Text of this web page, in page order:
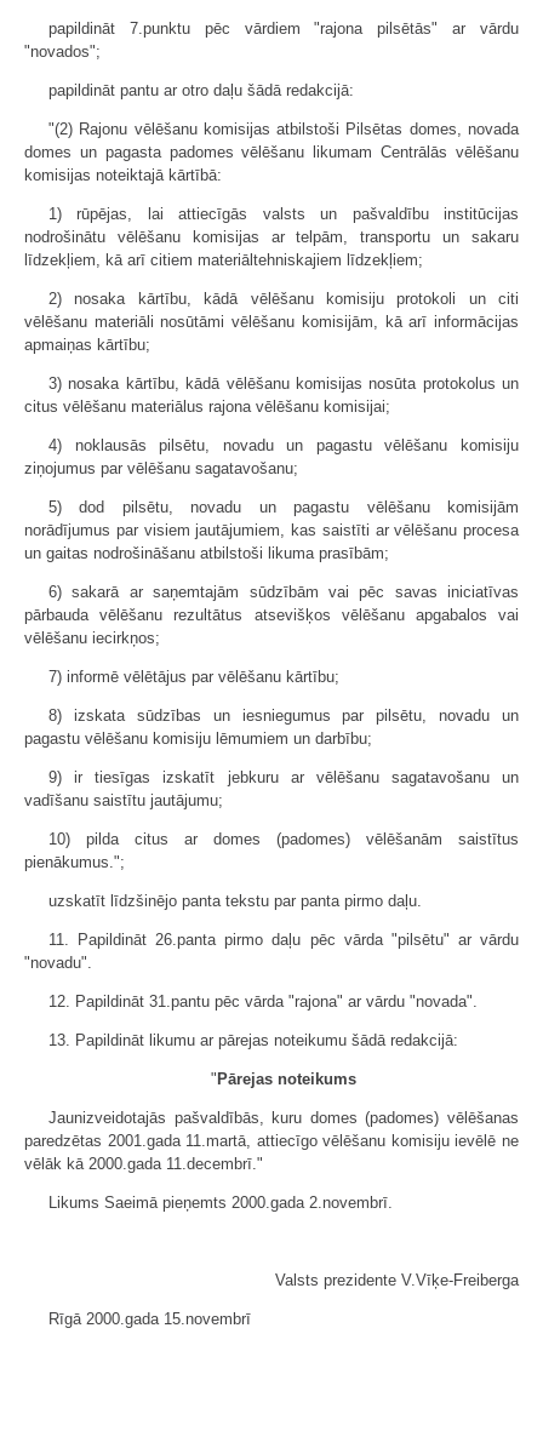
papildināt 7.punktu pēc vārdiem "rajona pilsētās" ar vārdu
"novados";
papildināt pantu ar otro daļu šādā redakcijā:
"(2) Rajonu vēlēšanu komisijas atbilstoši Pilsētas domes, novada
domes un pagasta padomes vēlēšanu likumam Centrālās vēlēšanu
komisijas noteiktajā kārtībā:
1) rūpējas, lai attiecīgās valsts un pašvaldību institūcijas
nodrošinātu vēlēšanu komisijas ar telpām, transportu un sakaru
līdzekļiem, kā arī citiem materiāltehniskajiem līdzekļiem;
2) nosaka kārtību, kādā vēlēšanu komisiju protokoli un citi
vēlēšanu materiāli nosūtāmi vēlēšanu komisijām, kā arī informācijas
apmaiņas kārtību;
3) nosaka kārtību, kādā vēlēšanu komisijas nosūta protokolus un
citus vēlēšanu materiālus rajona vēlēšanu komisijai;
4) noklausās pilsētu, novadu un pagastu vēlēšanu komisiju
ziņojumus par vēlēšanu sagatavošanu;
5) dod pilsētu, novadu un pagastu vēlēšanu komisijām
norādījumus par visiem jautājumiem, kas saistīti ar vēlēšanu procesa
un gaitas nodrošināšanu atbilstoši likuma prasībām;
6) sakarā ar saņemtajām sūdzībām vai pēc savas iniciatīvas
pārbauda vēlēšanu rezultātus atsevišķos vēlēšanu apgabalos vai
vēlēšanu iecirkņos;
7) informē vēlētājus par vēlēšanu kārtību;
8) izskata sūdzības un iesniegumus par pilsētu, novadu un
pagastu vēlēšanu komisiju lēmumiem un darbību;
9) ir tiesīgas izskatīt jebkuru ar vēlēšanu sagatavošanu un
vadīšanu saistītu jautājumu;
10) pilda citus ar domes (padomes) vēlēšanām saistītus
pienākumus.";
uzskatīt līdzšinējo panta tekstu par panta pirmo daļu.
11. Papildināt 26.panta pirmo daļu pēc vārda "pilsētu" ar vārdu
"novadu".
12. Papildināt 31.pantu pēc vārda "rajona" ar vārdu "novada".
13. Papildināt likumu ar pārejas noteikumu šādā redakcijā:
" Pārejas noteikums
Jaunizveidotajās pašvaldībās, kuru domes (padomes) vēlēšanas
paredzētas 2001.gada 11.martā, attiecīgo vēlēšanu komisiju ievēlē ne
vēlāk kā 2000.gada 11.decembrī."
Likums Saeimā pieņemts 2000.gada 2.novembrī.
Valsts prezidente V.Vīķe-Freiberga
Rīgā 2000.gada 15.novembrī